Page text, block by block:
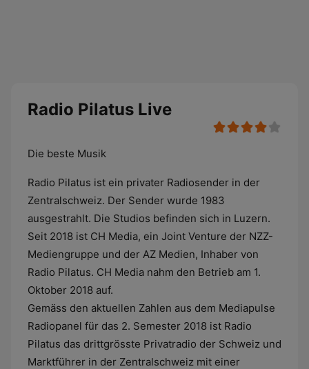
Radio Pilatus Live
Die beste Musik
Radio Pilatus ist ein privater Radiosender in der
Zentralschweiz. Der Sender wurde 1983
ausgestrahlt. Die Studios befinden sich in Luzern.
Seit 2018 ist CH Media, ein Joint Venture der NZZ-
Mediengruppe und der AZ Medien, Inhaber von
Radio Pilatus. CH Media nahm den Betrieb am 1.
Oktober 2018 auf.
Gemäss den aktuellen Zahlen aus dem Mediapulse
Radiopanel für das 2. Semester 2018 ist Radio
Pilatus das drittgrösste Privatradio der Schweiz und
Marktführer in der Zentralschweiz mit einer